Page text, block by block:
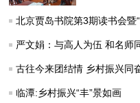
北京贾岛书院第3期读书会暨“
严文娟：与高人为伍 和名师
古往今来团结情 乡村振兴同
临潭:乡村振兴“丰”景如画